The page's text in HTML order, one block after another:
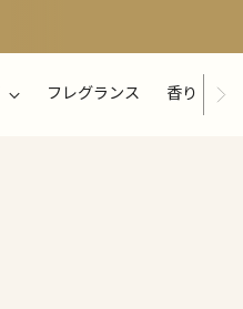
フレグランス 香り